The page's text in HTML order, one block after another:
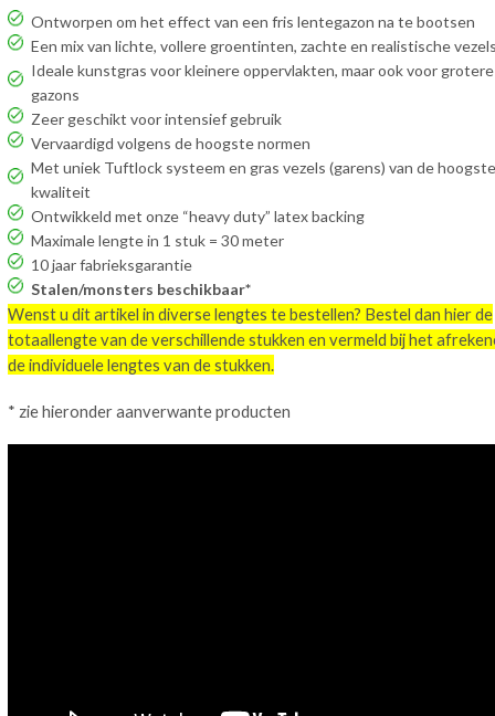
Ontworpen om het effect van een fris lentegazon na te bootsen
Een mix van lichte, vollere groentinten, zachte en realistische
Ideale kunstgras voor kleinere oppervlakten, maar ook voor grotere
gazons
Zeer geschikt voor intensief gebruik
Vervaardigd volgens de hoogste normen
Met uniek Tuftlock systeem en gras vezels (garens) van de hoogste
kwaliteit
Ontwikkeld met onze “heavy duty” latex backing
Maximale lengte in 1 stuk = 30 meter
10 jaar fabrieksgarantie
Stalen/monsters beschikbaar*
Wenst u dit artikel in diverse lengtes te bestellen? Bestel dan hier de
totaallengte van de verschillende stukken en vermeld bij het
de individuele lengtes van de stukken.
* zie hieronder aanverwante producten